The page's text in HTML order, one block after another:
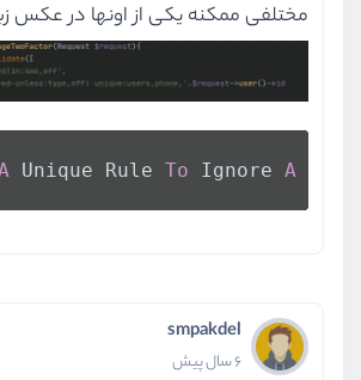
مختلفی ممکنه یکی از اونها در عکس
Unique Rule To Ignore A
smpakdel
6 سال پیش